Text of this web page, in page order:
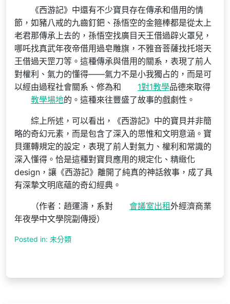
《西游記》中還有不少寶貝存在傳承和借用的情
節，如豬八戒的九齒釘鈀、孫悟空的金箍棒都是從太上
老君那傳承上去的，孫悟空找廣目天王借過辟火罩兒，
哪吒找真武年夜帝借用過皂雕旗，不雅音菩薩找托塔天
王借過天罡刀等。這種傳承與借用的關系，表現了前人
對權利、氣力的懂得——氣力不是小我獨占的，而是可
以經由過程社會關系、修為和
1對1教學品德來取得
教學場地的。這種來往豐盛了故事的戲劇性。
綜上所述，可以看出，《西游記》中的寶貝并非簡
略的奇幻元素，而是包含了深入的思惟和文明意涵。寶
貝運轉規定的設定，表現了前人對氣力、權利和常識的
深入懂得。恰是這種對寶貝應用的規定化、精緻化
design，讓《西游記》離開了純真的神話敘事，成了具
有深摯文明底蘊的奇幻經典。
（作者：趙運濤，系對 會議室出租外經濟商業
年夜學中文學院副傳授）
Posted in: 未分類